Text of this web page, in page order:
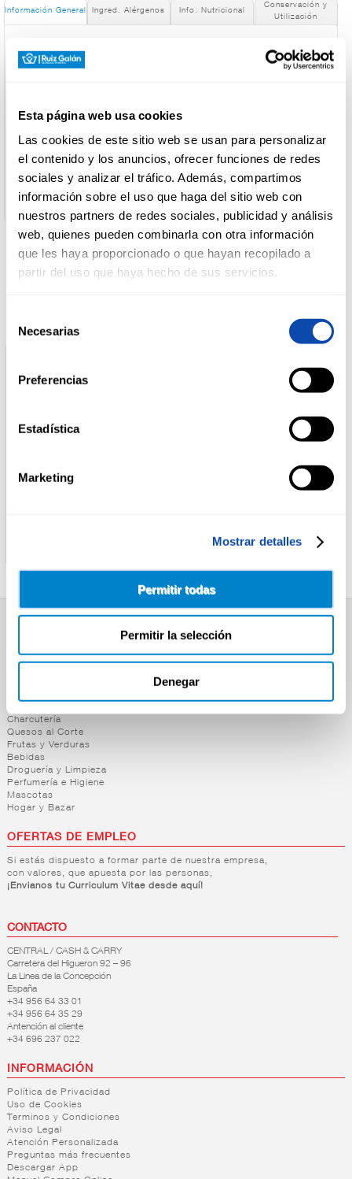
Esta página web usa cookies
Las cookies de este sitio web se usan para personalizar
el contenido y los anuncios, ofrecer funciones de redes
sociales y analizar el tráfico. Además, compartimos
información sobre el uso que haga del sitio web con
nuestros partners de redes sociales, publicidad y análisis
web, quienes pueden combinarla con otra información
que les haya proporcionado o que hayan recopilado a
partir del uso que haya hecho de sus servicios.
Necesarias
Preferencias
Estadística
Marketing
Mostrar detalles
Permitir todas
Permitir la selección
Denegar
DROGUERÍA
PERFUMERÍA
Información General Ingred. Alérgenos Info. Nutricional
Conservación y
Utilización
Denominación de alimento:
Pringles Jamón 165g
Nombre de Operador:
Kellogg España
Dirección del Operador:
KELLOGG ESPAÑA, S.L. Av. de Europa, 19, 2ª planta,
28108, Alcobendas, Madrid (España). Fabricado en la UE.
Cantidad neta:
165.0 gr
Productos relacionados
FRIT RAVICH 130G
Alimentación
Charcutería
Quesos al Corte
Frutas y Verduras
Bebidas
Droguería y Limpieza
Perfumería e Higiene
Mascotas
Hogar y Bazar
OFERTAS DE EMPLEO
Si estás dispuesto a formar parte de nuestra empresa,
con valores, que apuesta por las personas,
¡Envianos tu Curriculum Vitae desde aquí!
CONTACTO
CENTRAL / CASH & CARRY
Carretera del Higueron 92 – 96
La Linea de la Concepción
España
+34 956 64 33 01
+34 956 64 35 29
Antención al cliente
+34 696 237 022
INFORMACIÓN
Política de Privacidad
Uso de Cookies
Terminos y Condiciones
Aviso Legal
Atención Personalizada
Preguntas más frecuentes
Descargar App